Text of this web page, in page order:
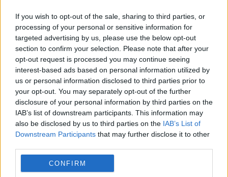
If you wish to opt-out of the sale, sharing to third parties, or
processing of your personal or sensitive information for
targeted advertising by us, please use the below opt-out
section to confirm your selection. Please note that after your
opt-out request is processed you may continue seeing
interest-based ads based on personal information utilized by
us or personal information disclosed to third parties prior to
your opt-out. You may separately opt-out of the further
disclosure of your personal information by third parties on the
IAB’s list of downstream participants. This information may
also be disclosed by us to third parties on the IAB’s List of
Downstream Participants that may further disclose it to other
CONFIRM
despre calitățile animalului, acesta îi nega
orice virtute, iar la întrebarea „de...
Danileț a recunoscut public că încalcă
legea. Clarificările CSM ar putea crea
un mare cutremur pe scena Justiției